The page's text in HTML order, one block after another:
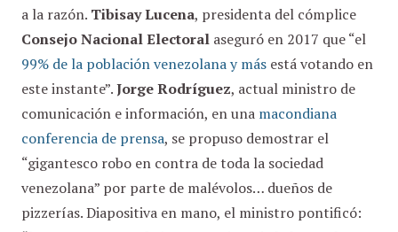
a la razón. Tibisay Lucena, presidenta del cómplice
Consejo Nacional Electoral aseguró en 2017 que “el
99% de la población venezolana y más está votando en
este instante”.Jorge Rodríguez, actual ministro de
comunicación e información, en una macondiana
conferencia de prensa, se propuso demostrar el
“gigantesco robo en contra de toda la sociedad
venezolana” por parte de malévolos… dueños de
pizzerías. Diapositiva en mano, el ministro pontificó: